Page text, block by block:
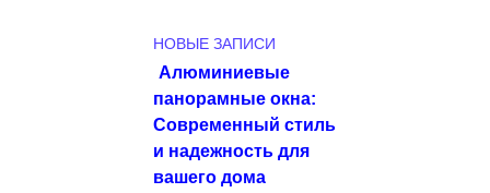
НОВЫЕ ЗАПИСИ
Алюминиевые
панорамные окна:
Современный стиль
и надежность для
вашего дома